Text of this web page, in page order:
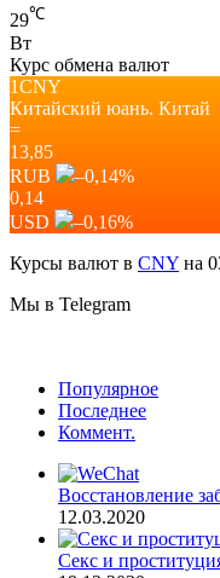
29℃
Вт
Курс обмена валют
1CNY
Китайский юань. Китай
=
13,85
RUB
–0,14%
0,14
USD
–0,16%
Курсы валют в CNY на
Мы в Telegram
Популярное
Последнее
Коммент.
Восстановление
12.03.2020
Секс и